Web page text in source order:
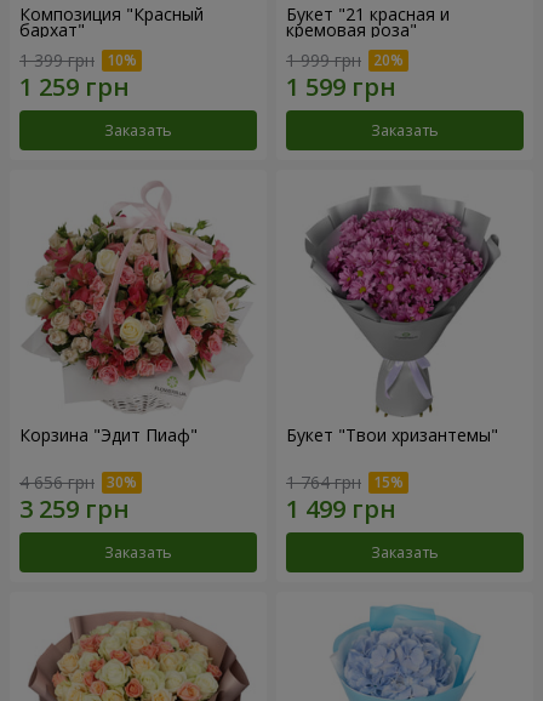
Композиция "Красный
бархат"
1 399 грн
Заказать
Букет "21 красная и
кремовая роза"
1 999 грн
Заказать
Корзина "Эдит Пиаф"
4 656 грн
Заказать
Букет "Твои хризантемы"
1 764 грн
Заказать